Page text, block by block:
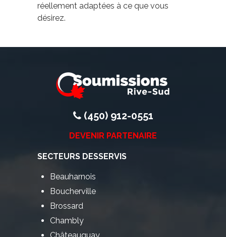
réellement adaptées à ce que vous
désirez.
(450) 912-0551
DEVENIR PARTENAIRE
SECTEURS DESSERVIS
Beauharnois
Boucherville
Brossard
Chambly
Châteauguay